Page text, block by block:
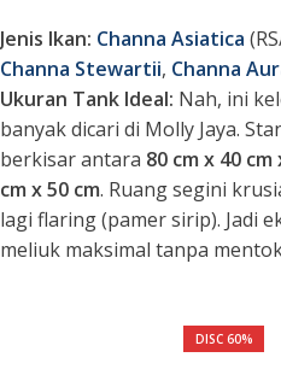
Jenis Ikan: Channa Asiatica
Channa Stewartii, Channa
Ukuran Tank Ideal: Nah, ini
banyak dicari di Molly Jaya.
berkisar antara 80 cm x 40 cm
cm x 50 cm. Ruang segini
lagi flaring(pamer sirip). Jadi
meliuk maksimal tanpa
DISC 60%